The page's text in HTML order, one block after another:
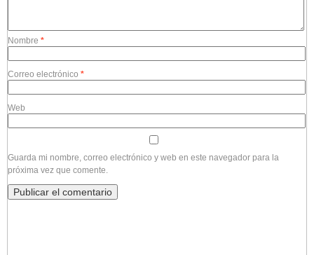
Nombre *
Correo electrónico *
Web
Guarda mi nombre, correo electrónico y web en este navegador para la
próxima vez que comente.